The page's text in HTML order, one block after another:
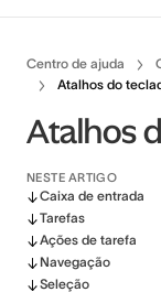
Centro de ajuda
Atalhos do
Atalhos
NESTE ARTIGO
Caixa de entrada
Tarefas
Ações de tarefa
Navegação
Seleção